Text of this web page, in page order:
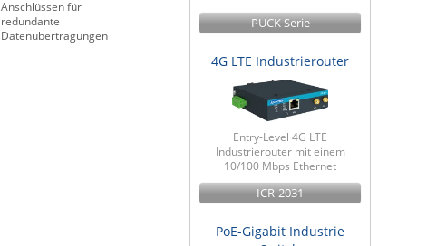
Anschlüssen für
redundante
Datenübertragungen
PUCK Serie
4G LTE Industrierouter
Entry-Level 4G LTE
Industrierouter mit einem
10/100 Mbps Ethernet
ICR-2031
PoE-Gigabit Industrie